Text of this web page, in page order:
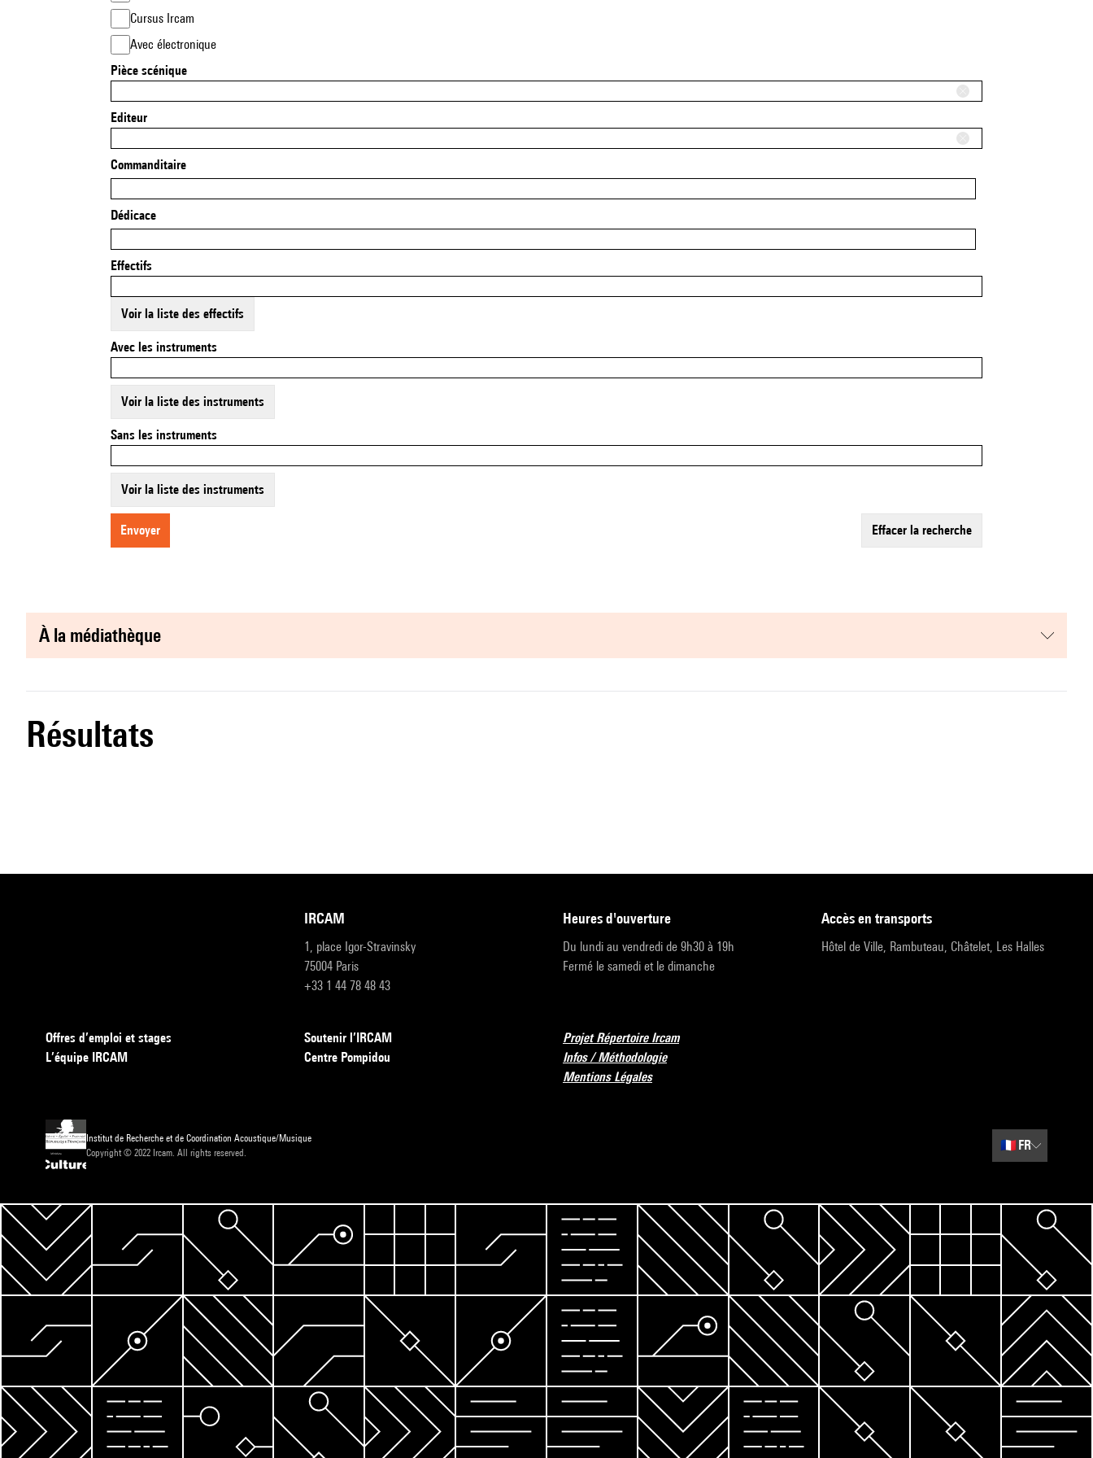
Cursus Ircam
Avec électronique
Pièce scénique
Editeur
Commanditaire
Dédicace
Effectifs
Voir la liste des effectifs
Avec les instruments
Voir la liste des instruments
Sans les instruments
Voir la liste des instruments
envoyer effacer la recherche
à la médiathèque
résultats
IRCAM
1, place Igor-Stravinsky
75004 Paris
+33 1 44 78 48 43
heures d'ouverture
Du lundi au vendredi de 9h30 à 19h
Fermé le samedi et le dimanche
accès en transports
Hôtel de Ville, Rambuteau, Châtelet, Les Halles
Offres d’emploi et stages
L’équipe IRCAM
Soutenir l’IRCAM
Centre Pompidou
Projet Répertoire Ircam
Infos / Méthodologie
Mentions Légales
Institut de Recherche et de Coordination Acoustique/Musique
Copyright © 2022 Ircam. All rights reserved.
🇫🇷 FR